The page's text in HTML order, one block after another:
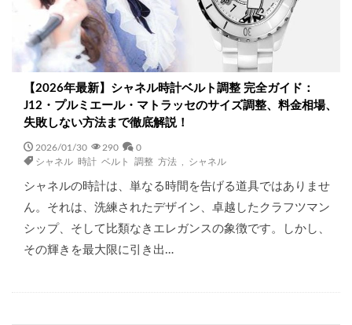
【2026年最新】シャネル時計ベルト調整 完全ガイド：
J12・プルミエール・マトラッセのサイズ調整、料金相場、
失敗しない方法まで徹底解説！
2026/01/30 290
0
シャネル 時計 ベルト 調整 方法, シャネル
シャネルの時計は、単なる時間を告げる道具ではありませ
ん。それは、洗練されたデザイン、卓越したクラフツマン
シップ、そして比類なきエレガンスの象徴です。しかし、
その輝きを最大限に引き出…